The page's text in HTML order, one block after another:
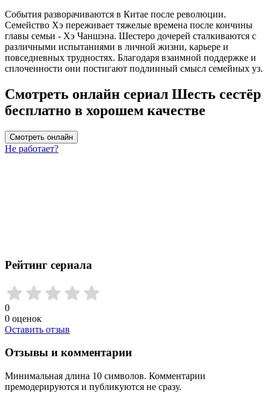
События разворачиваются в Китае после революции.
Семейство Хэ переживает тяжелые времена после кончины
главы семьи - Хэ Чаншэна. Шестеро дочерей сталкиваются с
различными испытаниями в личной жизни, карьере и
повседневных трудностях. Благодаря взаимной поддержке и
сплоченности они постигают подлинный смысл семейных уз.
Смотреть онлайн сериал Шесть сестёр
бесплатно в хорошем качестве
Смотреть онлайн
Не работает?
Рейтинг сериала
0
0 оценок
Оставить отзыв
Отзывы и комментарии
Минимальная длина 10 символов. Комментарии
премодерируются и публикуются не сразу.